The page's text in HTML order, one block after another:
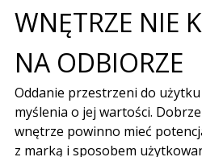
WNĘTRZE NIE
NA ODBIORZE
Oddanie przestrzeni do
myślenia o jej wartości.
wnętrze powinno mieć
z marką i sposobem